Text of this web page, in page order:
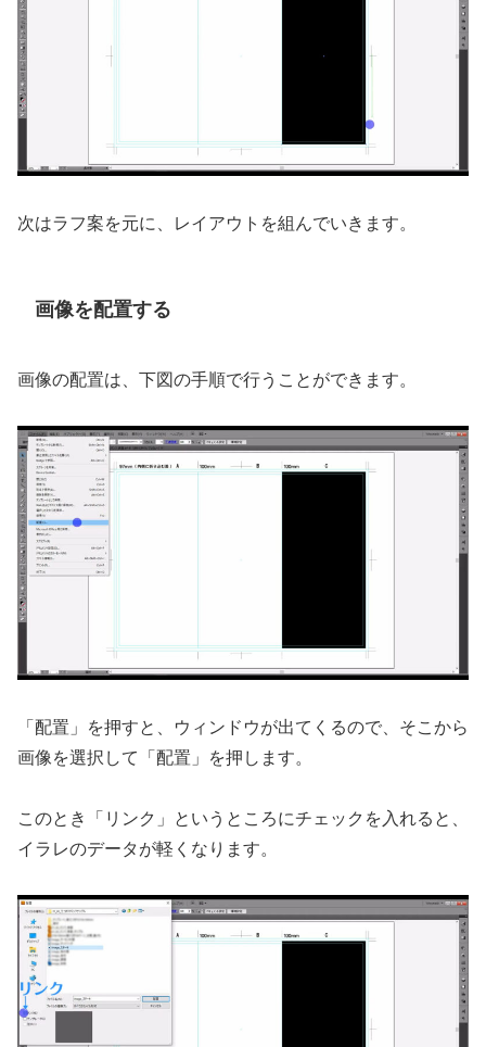
次はラフ案を元に、レイアウトを組んでいきます。
画像を配置する
画像の配置は、下図の手順で行うことができます。
「配置」を押すと、ウィンドウが出てくるので、そこから
画像を選択して「配置」を押します。
このとき「リンク」というところにチェックを入れると、
イラレのデータが軽くなります。